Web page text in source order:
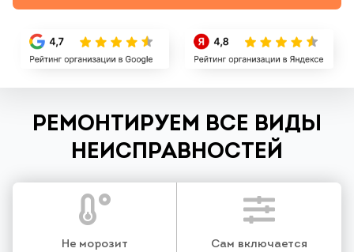
РЕМОНТИРУЕМ ВСЕ ВИДЫ
НЕИСПРАВНОСТЕЙ
Не морозит Сам включается